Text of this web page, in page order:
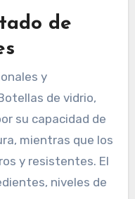
salsas
atractivo con
comunica la
de